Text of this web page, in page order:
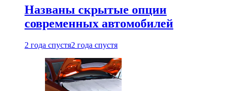
Названы скрытые опции
современных автомобилей
2 года спустя2 года спустя